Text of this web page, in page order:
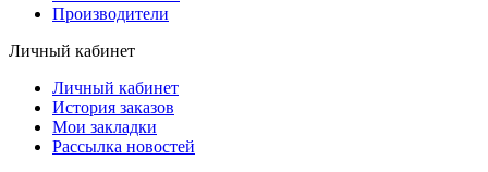
Производители
Личный кабинет
Личный кабинет
История заказов
Мои закладки
Рассылка новостей